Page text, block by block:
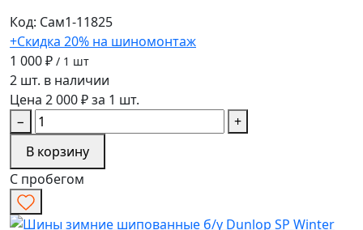
Код: Сам1-11825
+Скидка 20% на шиномонтаж
1 000 ₽ / 1 шт
2 шт. в наличии
Цена 2 000 ₽ за 1 шт.
−
+
В корзину
С пробегом